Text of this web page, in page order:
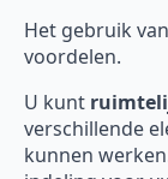
Het gebruik
voordelen.
U kunt
verschillende
kunnen